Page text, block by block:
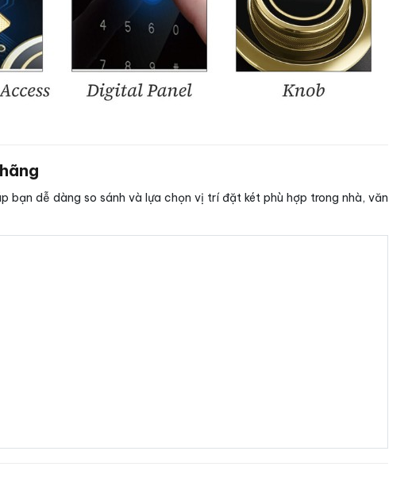
bạn dễ dàng so sánh và lựa chọn vị trí đặt két phù hợp trong nhà, văn